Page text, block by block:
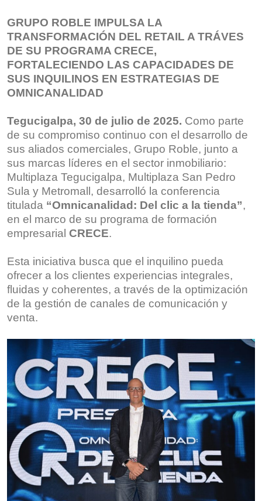
GRUPO ROBLE IMPULSA LA
TRANSFORMACIÓN DEL RETAIL A TRÁVES
DE SU PROGRAMA CRECE,
FORTALECIENDO LAS CAPACIDADES DE
SUS INQUILINOS EN ESTRATEGIAS DE
OMNICANALIDAD
Tegucigalpa, 30 de julio de 2025. Como parte
de su compromiso continuo con el desarrollo de
sus aliados comerciales, Grupo Roble, junto a
sus marcas líderes en el sector inmobiliario:
Multiplaza Tegucigalpa, Multiplaza San Pedro
Sula y Metromall, desarrolló la conferencia
titulada “Omnicanalidad: Del clic a la tienda”,
en el marco de su programa de formación
empresarial CRECE.
Esta iniciativa busca que el inquilino pueda
ofrecer a los clientes experiencias integrales,
fluidas y coherentes, a través de la optimización
de la gestión de canales de comunicación y
venta.